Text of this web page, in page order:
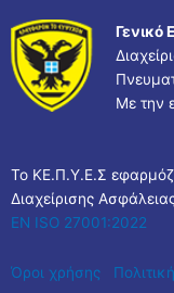
Γενικό
Με την
Το ΚΕ.Π.Υ.Ε.Σ
Διαχείρισης
EN ISO 27001:2022
Όροι χρήσης